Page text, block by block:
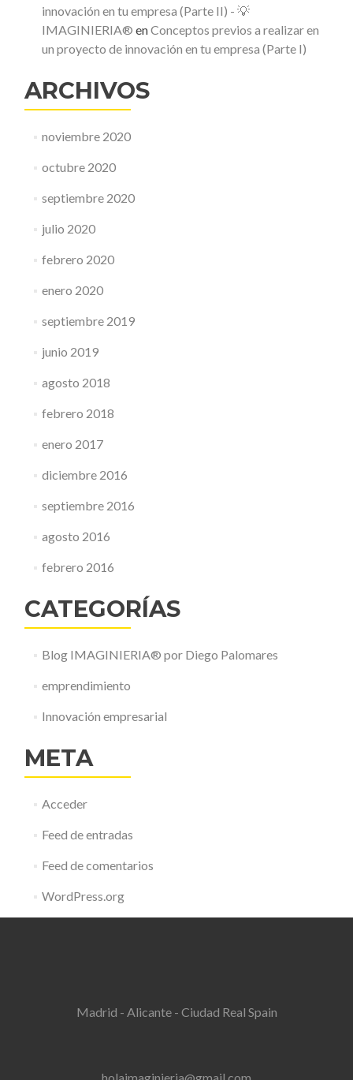
innovación en tu empresa (Parte II) - 💡
IMAGINIERIA® enConceptos previos a realizar en
un proyecto de innovación en tu empresa (Parte I)
ARCHIVOS
noviembre 2020
octubre 2020
septiembre 2020
julio 2020
febrero 2020
enero 2020
septiembre 2019
junio 2019
agosto 2018
febrero 2018
enero 2017
diciembre 2016
septiembre 2016
agosto 2016
febrero 2016
CATEGORÍAS
Blog IMAGINIERIA® por Diego Palomares
emprendimiento
Innovación empresarial
META
Acceder
Feed de entradas
Feed de comentarios
WordPress.org
Madrid - Alicante - Ciudad Real Spain